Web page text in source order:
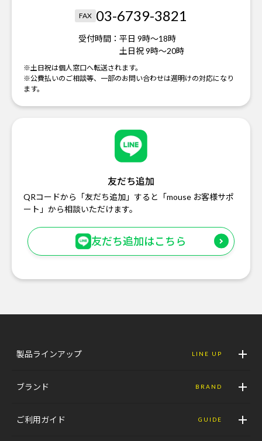
FAX 03-6739-3821
受付時間： 平日 9時～18時
土日祝 9時～20時
※土日祝は個人窓口へ転送されます。
※公費払いのご相談等、一部のお問い合わせは週明けの対応になり
ます。
友だち追加
QRコードから「友だち追加」すると「mouse お客様サポ
ート」から相談いただけます。
友だち追加はこちら
製品ラインアップ LINE UP
ブランド BRAND
ご利用ガイド GUIDE